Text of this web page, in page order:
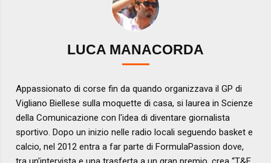
LUCA MANACORDA
Appassionato di corse fin da quando organizzava il GP di
Vigliano Biellese sulla moquette di casa, si laurea in Scienze
della Comunicazione con l'idea di diventare giornalista
sportivo. Dopo un inizio nelle radio locali seguendo basket e
calcio, nel 2012 entra a far parte di FormulaPassion dove,